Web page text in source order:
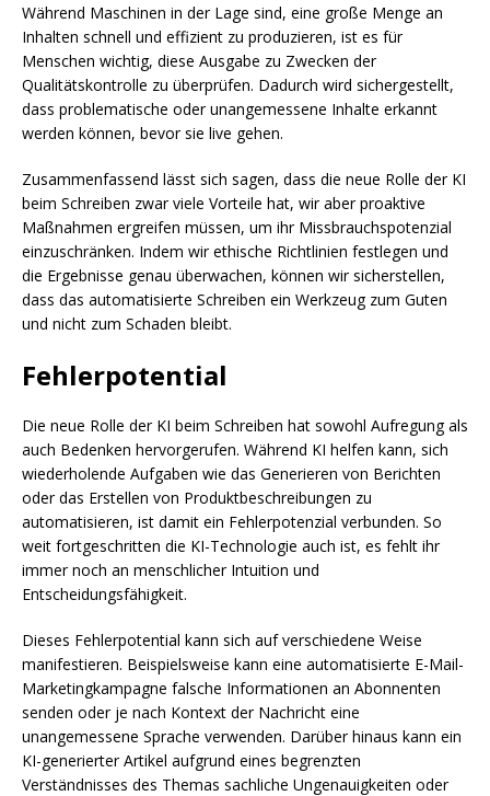
Während Maschinen in der Lage sind, eine große Menge an
Inhalten schnell und effizient zu produzieren, ist es für
Menschen wichtig, diese Ausgabe zu Zwecken der
Qualitätskontrolle zu überprüfen. Dadurch wird sichergestellt,
dass problematische oder unangemessene Inhalte erkannt
werden können, bevor sie live gehen.
Zusammenfassend lässt sich sagen, dass die neue Rolle der KI
beim Schreiben zwar viele Vorteile hat, wir aber proaktive
Maßnahmen ergreifen müssen, um ihr Missbrauchspotenzial
einzuschränken. Indem wir ethische Richtlinien festlegen und
die Ergebnisse genau überwachen, können wir sicherstellen,
dass das automatisierte Schreiben ein Werkzeug zum Guten
und nicht zum Schaden bleibt.
Fehlerpotential
Die neue Rolle der KI beim Schreiben hat sowohl Aufregung als
auch Bedenken hervorgerufen. Während KI helfen kann, sich
wiederholende Aufgaben wie das Generieren von Berichten
oder das Erstellen von Produktbeschreibungen zu
automatisieren, ist damit ein Fehlerpotenzial verbunden. So
weit fortgeschritten die KI-Technologie auch ist, es fehlt ihr
immer noch an menschlicher Intuition und
Entscheidungsfähigkeit.
Dieses Fehlerpotential kann sich auf verschiedene Weise
manifestieren. Beispielsweise kann eine automatisierte E-Mail-
Marketingkampagne falsche Informationen an Abonnenten
senden oder je nach Kontext der Nachricht eine
unangemessene Sprache verwenden. Darüber hinaus kann ein
KI-generierter Artikel aufgrund eines begrenzten
Verständnisses des Themas sachliche Ungenauigkeiten oder